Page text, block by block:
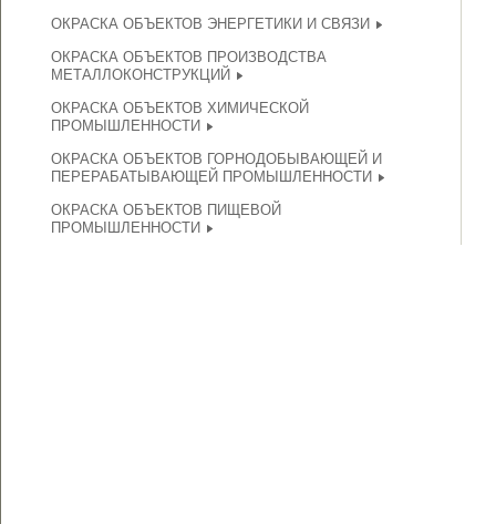
ОКРАСКА ОБЪЕКТОВ ЭНЕРГЕТИКИ И СВЯЗИ
ОКРАСКА ОБЪЕКТОВ ПРОИЗВОДСТВА
МЕТАЛЛОКОНСТРУКЦИЙ
ОКРАСКА ОБЪЕКТОВ ХИМИЧЕСКОЙ
ПРОМЫШЛЕННОСТИ
ОКРАСКА ОБЪЕКТОВ ГОРНОДОБЫВАЮЩЕЙ И
ПЕРЕРАБАТЫВАЮЩЕЙ ПРОМЫШЛЕННОСТИ
ОКРАСКА ОБЪЕКТОВ ПИЩЕВОЙ
ПРОМЫШЛЕННОСТИ